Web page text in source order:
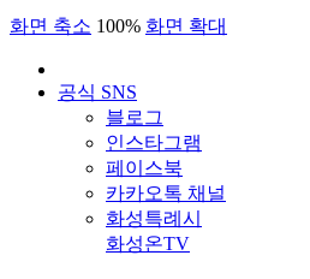
화면 축소 100% 화면 확대
공식 SNS
블로그
인스타그램
페이스북
카카오톡 채널
화성특례시
화성온TV